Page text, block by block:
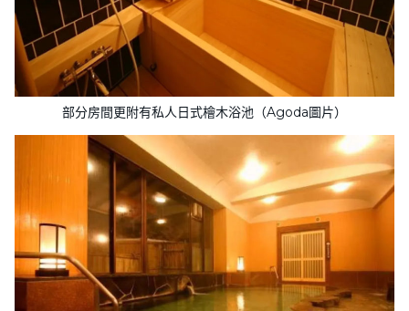
部分房間更附有私人日式檜木浴池（Agoda圖片）